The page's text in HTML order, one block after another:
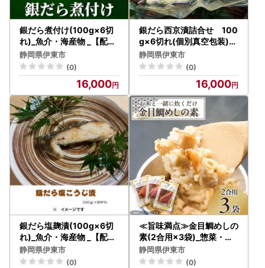
銀だら煮付け(100g×6切
れ)_魚介・海産物 _【配送
不可地域：離島】【11223
35】
静岡県伊東市
(0)
16,000
銀だら西京漬詰合せ 100
g×6切れ(個別真空包装)_
魚介・海産物 _【配送不可
地域：離島】【1122337
】
静岡県伊東市
(0)
16,000
銀だら塩麹漬(100g×6切
れ)_魚介・海産物 _【配送
不可地域：離島】【11223
38】
静岡県伊東市
(0)
≪旨味満点≫金目鯛めしの
素(2合用×3袋)_惣菜・加
工品 _【1394364】
静岡県伊東市
(0)